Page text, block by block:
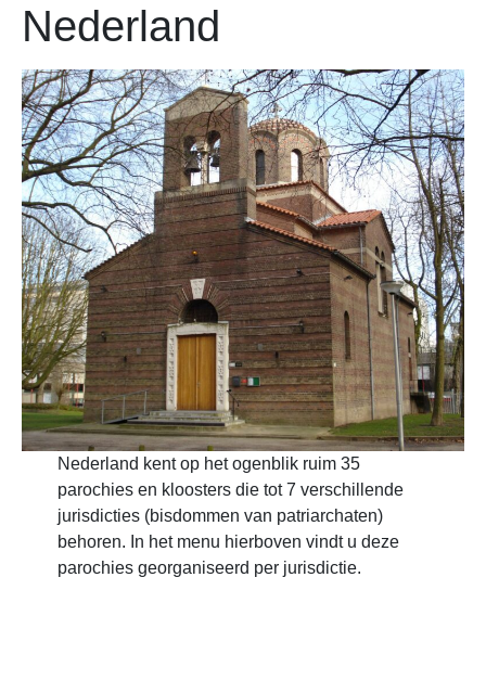
Nederland
Nederland kent op het ogenblik ruim 35
parochies en kloosters die tot 7 verschillende
jurisdicties (bisdommen van patriarchaten)
behoren. In het menu hierboven vindt u deze
parochies georganiseerd per jurisdictie.